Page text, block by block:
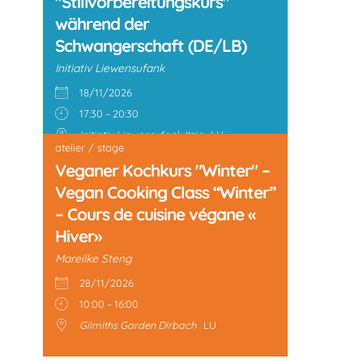
während der
Schwangerschaft (DE/LB)
Initiativ Liewensufank
18/11/2026
17:30 – 20:30
Initiativ Liewensufank ItzigLU
atelier / stage
Veganer Kochkurs "Winter" –
Vegan Cooking Class “Winter”
– Cours de cuisine végane «
Hiver»
Mareilke Steng
28/11/2026
10:00 – 16:00
Gilmiths Garden Dirbach
LU